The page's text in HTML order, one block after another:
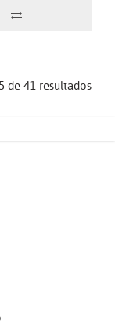
de 41 resultados